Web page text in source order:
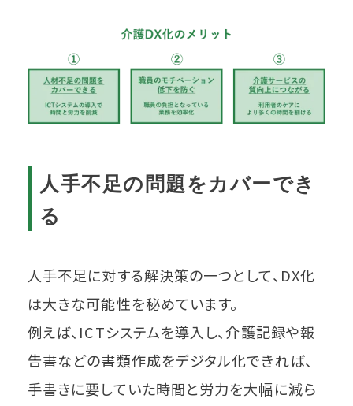
人手不足の問題をカバーでき
る
人手不足に対する解決策の一つとして、DX化
は大きな可能性を秘めています。
例えば、ICTシステムを導入し、介護記録や報
告書などの書類作成をデジタル化できれば、
手書きに要していた時間と労力を大幅に減ら